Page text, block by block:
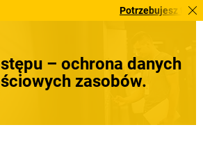
Potrzebujesz tego pilnie?
– ochrona danych
zasobów.